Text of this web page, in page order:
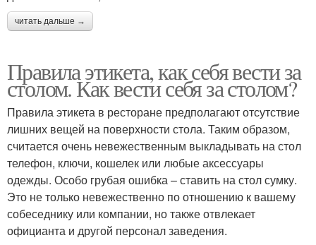
читать дальше →
Правила этикета, как себя вести за
столом. Как вести себя за столом?
Правила этикета в ресторане предполагают отсутствие
лишних вещей на поверхности стола. Таким образом,
считается очень невежественным выкладывать на стол
телефон, ключи, кошелек или любые аксессуары
одежды. Особо грубая ошибка – ставить на стол сумку.
Это не только невежественно по отношению к вашему
собеседнику или компании, но также отвлекает
официанта и другой персонал заведения.